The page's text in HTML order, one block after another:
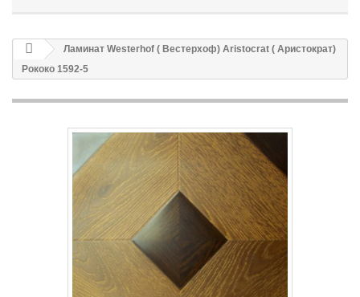
Ламинат Westerhof ( Вестерхоф) Aristocrat ( Аристократ)
Рококо 1592-5